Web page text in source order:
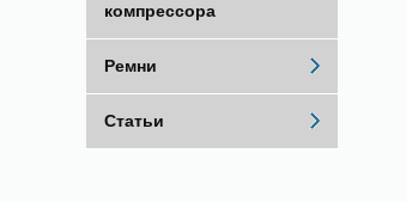
компрессора
Ремни
Статьи